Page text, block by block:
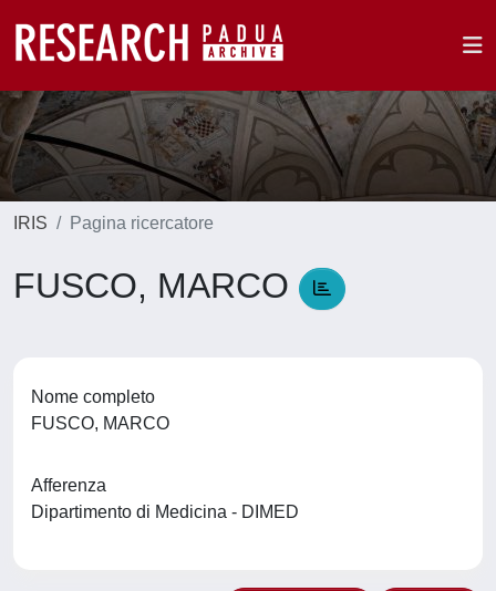
IRIS Pagina ricercatore
FUSCO, MARCO
Nome completo
FUSCO, MARCO
Afferenza
Dipartimento di Medicina - DIMED